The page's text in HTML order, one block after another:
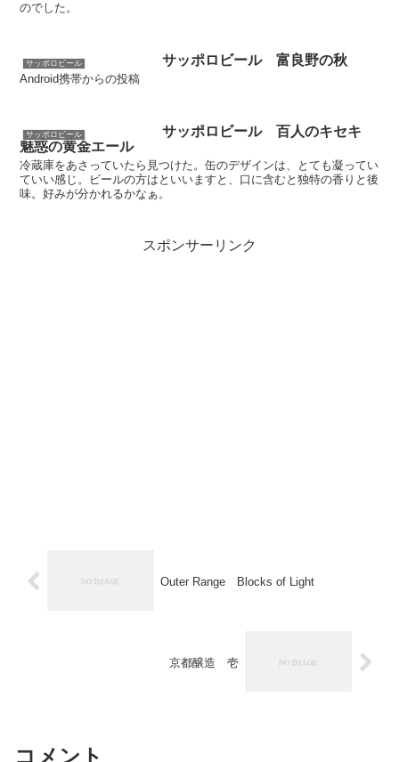
のでした。
サッポロビール サッポロビール 富良野の秋
Android携帯からの投稿
サッポロビール
サッポロビール 百人のキセキ
魅惑の黄金エール
冷蔵庫をあさっていたら見つけた。缶のデザインは、とても凝ってい
ていい感じ。ビールの方はといいますと、口に含むと独特の香りと後
味。好みが分かれるかなぁ。
スポンサーリンク
Outer Range Blocks of Light
京都醸造 壱
コメント